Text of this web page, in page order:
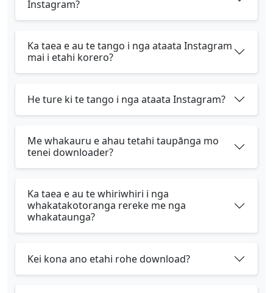
Instagram?
Ka taea e au te tango i nga ataata Instagram
mai i etahi korero?
He ture ki te tango i nga ataata Instagram?
Me whakauru e ahau tetahi taupānga mo
tenei downloader?
Ka taea e au te whiriwhiri i nga
whakatakotoranga rereke me nga
whakataunga?
Kei kona ano etahi rohe download?